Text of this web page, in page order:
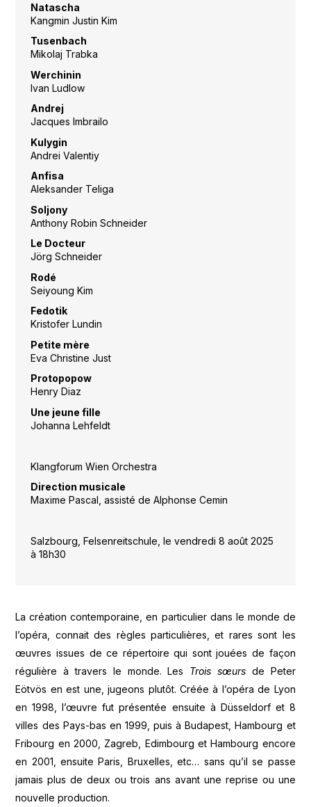
Natascha
Kangmin Justin Kim
Tusenbach
Mikolaj Trabka
Werchinin
Ivan Ludlow
Andrej
Jacques Imbrailo
Kulygin
Andrei Valentiy
Anfisa
Aleksander Teliga
Soljony
Anthony Robin Schneider
Le Docteur
Jörg Schneider
Rodé
Seiyoung Kim
Fedotik
Kristofer Lundin
Petite mère
Eva Christine Just
Protopopow
Henry Diaz
Une jeune fille
Johanna Lehfeldt
Klangforum Wien Orchestra
Direction musicale
Maxime Pascal, assisté de Alphonse Cemin
Salzbourg, Felsenreitschule, le vendredi 8 août 2025
à 18h30
La création contemporaine, en particulier dans le monde de
l’opéra, connait des règles particulières, et rares sont les
œuvres issues de ce répertoire qui sont jouées de façon
régulière à travers le monde. Les Trois sœurs de Peter
Eötvös en est une, jugeons plutôt. Créée à l’opéra de Lyon
en 1998, l’œuvre fut présentée ensuite à Düsseldorf et 8
villes des Pays-bas en 1999, puis à Budapest, Hambourg et
Fribourg en 2000, Zagreb, Edimbourg et Hambourg encore
en 2001, ensuite Paris, Bruxelles, etc… sans qu’il se passe
jamais plus de deux ou trois ans avant une reprise ou une
nouvelle production.